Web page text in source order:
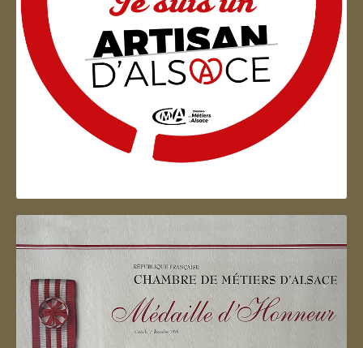
Artisan d'Alsace